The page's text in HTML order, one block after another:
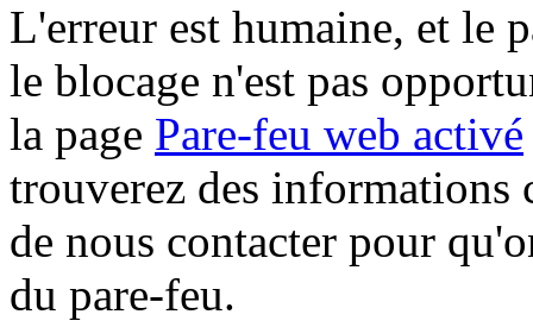
L'erreur est humaine, et le
le blocage n'est pas
la page Pare-feu web activé
trouverez des informations
de nous contacter pour
du pare-feu.